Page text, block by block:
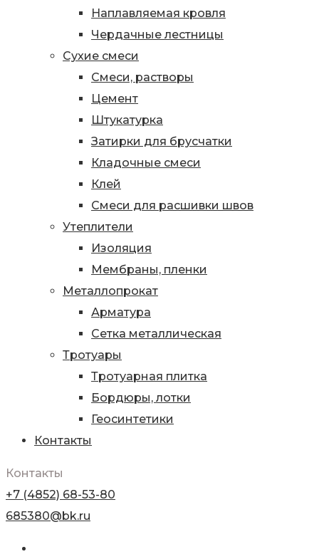
Наплавляемая кровля
Чердачные лестницы
Сухие смеси
Смеси, растворы
Цемент
Штукатурка
Затирки для брусчатки
Кладочные смеси
Клей
Смеси для расшивки швов
Утеплители
Изоляция
Мембраны, пленки
Металлопрокат
Арматура
Сетка металлическая
Тротуары
Тротуарная плитка
Бордюры, лотки
Геосинтетики
Контакты
Контакты
+7 (4852) 68-53-80
685380@bk.ru